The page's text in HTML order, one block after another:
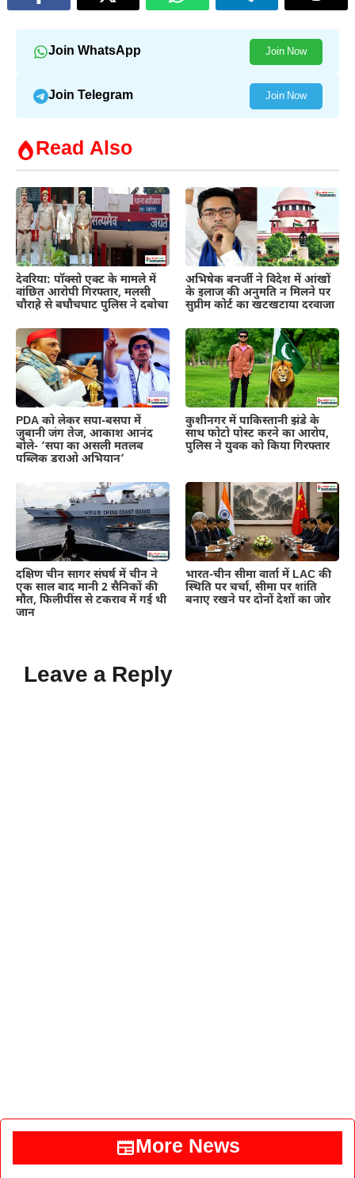
Join WhatsApp Join Now
Join Telegram Join Now
Read Also
देवरिया: पॉक्सो एक्ट के मामले में
वांछित आरोपी गिरफ्तार, मलसी
चौराहे से बघौचघाट पुलिस ने दबोचा
अभिषेक बनर्जी ने विदेश में आंखों
के इलाज की अनुमति न मिलने पर
सुप्रीम कोर्ट का खटखटाया दरवाजा
PDA को लेकर सपा-बसपा में
जुबानी जंग तेज, आकाश आनंद
बोले- ‘सपा का असली मतलब
पब्लिक डराओ अभियान’
कुशीनगर में पाकिस्तानी झंडे के
साथ फोटो पोस्ट करने का आरोप,
पुलिस ने युवक को किया गिरफ्तार
दक्षिण चीन सागर संघर्ष में चीन ने
एक साल बाद मानी 2 सैनिकों की
मौत, फिलीपींस से टकराव में गई थी
जान
भारत-चीन सीमा वार्ता में LAC की
स्थिति पर चर्चा, सीमा पर शांति
बनाए रखने पर दोनों देशों का जोर
Leave a Reply
More News